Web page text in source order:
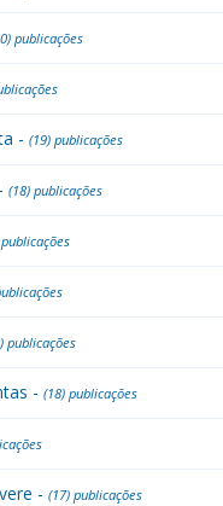
publicações
- (19) publicações
(18) publicações
publicações
- (18) publicações
- (17) publicações